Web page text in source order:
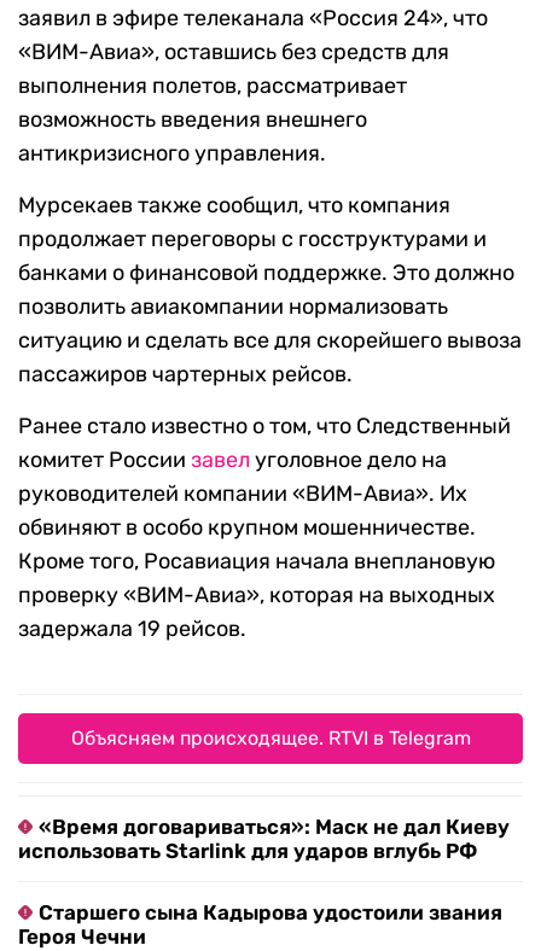
заявил в эфире телеканала «Россия 24», что
«ВИМ-Авиа», оставшись без средств для
выполнения полетов, рассматривает
возможность введения внешнего
антикризисного управления.
Мурсекаев также сообщил, что компания
продолжает переговоры с госструктурами и
банками о финансовой поддержке. Это должно
позволить авиакомпании нормализовать
ситуацию и сделать все для скорейшего вывоза
пассажиров чартерных рейсов.
Ранее стало известно о том, что Следственный
комитет России завел уголовное дело на
руководителей компании «ВИМ-Авиа». Их
обвиняют в особо крупном мошенничестве.
Кроме того, Росавиация начала внеплановую
проверку «ВИМ-Авиа», которая на выходных
задержала 19 рейсов.
Объясняем происходящее. RTVI в Telegram
«Время договариваться»: Маск не дал Киеву
использовать Starlink для ударов вглубь РФ
Старшего сына Кадырова удостоили звания
Героя Чечни